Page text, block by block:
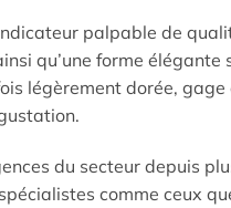
palpable de
qu’une forme
légèrement dorée,
du secteur depuis
comme ceux